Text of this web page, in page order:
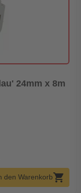
24mm x 8m
Menge
den Warenkorbshopping_cart